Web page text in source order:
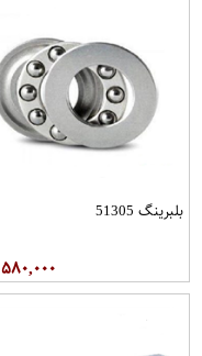
بلبرینگ 51305
۵۸۰,۰۰۰